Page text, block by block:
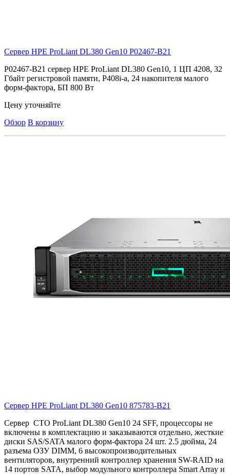
Сервер HPE ProLiant DL380 Gen10 P02467-B21
P02467-B21 сервер HPE ProLiant DL380 Gen10, 1 ЦП 4208, 32
Гбайт регистровой памяти, P408i-a, 24 накопителя малого
форм-фактора, БП 800 Вт
Цену уточняйте
Обзор В корзину
Сервер HPE ProLiant DL380 Gen10 875783-B21
Сервер CTO ProLiant DL380 Gen10 24 SFF, процессоры не
включены в комплектацию и заказываются отдельно, жесткие
диски SAS/SATA малого форм-фактора 24 шт. 2.5 дюйма, 24
разъема ОЗУ DIMM, 6 высокопроизводительных
вентиляторов, внутренний контроллер хранения SW-RAID на
14 портов SATA, выбор модульного контроллера Smart Array и